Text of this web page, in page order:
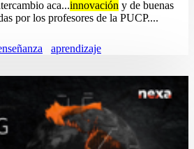
aca...innovación y de buenas
por los profesores de la PUCP....
aprendizaje